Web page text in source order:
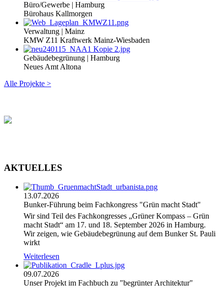
Büro/Gewerbe | Hamburg
Bürohaus Kallmorgen
Verwaltung | Mainz
KMW Z11 Kraftwerk Mainz-Wiesbaden
Gebäudebegrünung | Hamburg
Neues Amt Altona
Alle Projekte >
AKTUELLES
13.07.2026
Bunker-Führung beim Fachkongress "Grün macht Stadt"
Wir sind Teil des Fachkongresses „Grüner Kompass – Grün
macht Stadt“ am 17. und 18. September 2026 in Hamburg.
Wir zeigen, wie Gebäudebegrünung auf dem Bunker St. Pauli
wirkt
Weiterlesen
09.07.2026
Unser Projekt im Fachbuch zu "begrünter Architektur"